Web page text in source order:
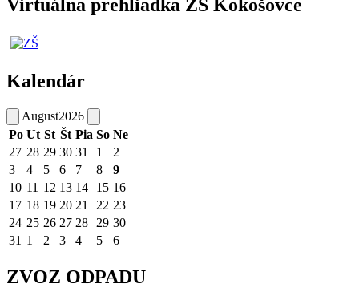
Virtuálna prehliadka ZŠ Kokošovce
Kalendár
August2026
Po Ut St Št Pia So Ne
27 28 29 30 31 1
2
3
4 5 6 7 8
9
10 11 12 13 14 15 16
17 18 19 20 21 22 23
24 25 26 27 28 29 30
31 1 2 3 4 5 6
ZVOZ ODPADU